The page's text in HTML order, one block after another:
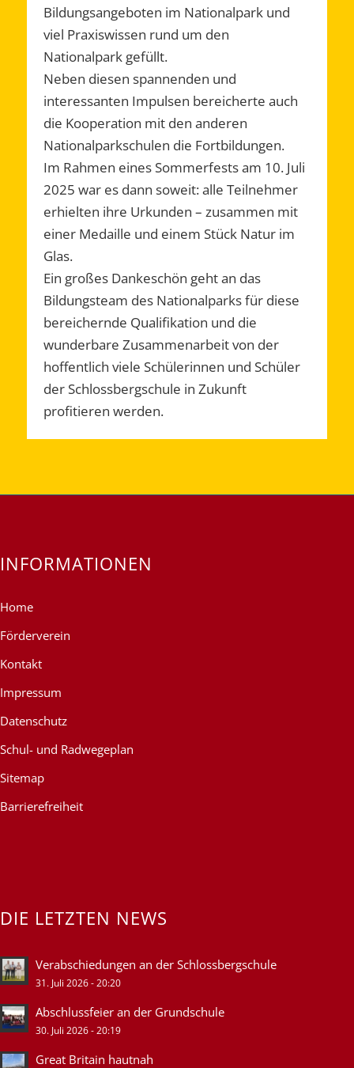
Bildungsangeboten im Nationalpark und
viel Praxiswissen rund um den
Nationalpark gefüllt.
Neben diesen spannenden und
interessanten Impulsen bereicherte auch
die Kooperation mit den anderen
Nationalparkschulen die Fortbildungen.
Im Rahmen eines Sommerfests am 10. Juli
2025 war es dann soweit: alle Teilnehmer
erhielten ihre Urkunden – zusammen mit
einer Medaille und einem Stück Natur im
Glas.
Ein großes Dankeschön geht an das
Bildungsteam des Nationalparks für diese
bereichernde Qualifikation und die
wunderbare Zusammenarbeit von der
hoffentlich viele Schülerinnen und Schüler
der Schlossbergschule in Zukunft
profitieren werden.
INFORMATIONEN
Home
Förderverein
Kontakt
Impressum
Datenschutz
Schul- und Radwegeplan
Sitemap
Barrierefreiheit
DIE LETZTEN NEWS
Verabschiedungen an der Schlossbergschule
31. Juli 2026 - 20:20
Abschlussfeier an der Grundschule
30. Juli 2026 - 20:19
Great Britain hautnah